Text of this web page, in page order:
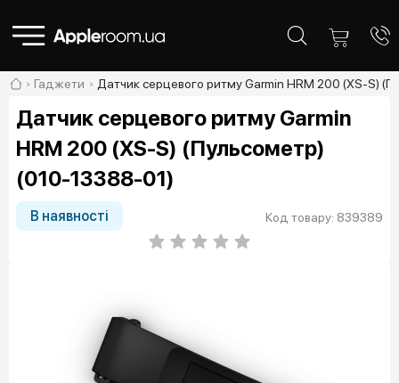
Гаджети Датчик серцевого ритму Garmin HRM 200 (XS-S)
Датчик серцевого ритму Garmin
HRM 200 (XS-S) (Пульсометр)
(010-13388-01)
В наявності Код товару: 839389